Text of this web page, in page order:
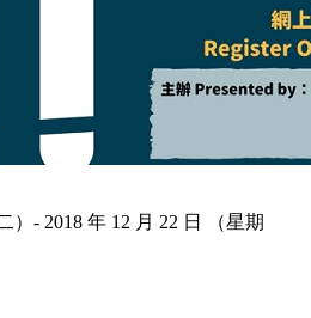
）- 2018 年 12 月 22 日 （星期